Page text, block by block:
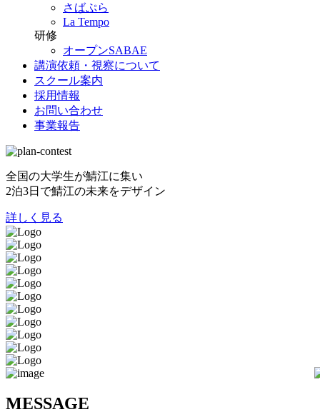
さばぷら
La Tempo
研修
オープンSABAE
講演依頼・視察について
スクール案内
採用情報
お問い合わせ
事業報告
全国の大学生が鯖江に集い
2泊3日で鯖江の未来をデザイン
詳しく見る
MESSAGE